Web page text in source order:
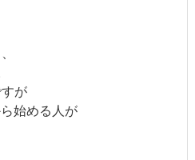
が
始める人が